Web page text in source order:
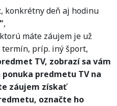
konkrétny deň aj hodinu
",
máte záujem je už
príp. iný šport,
TV, zobrazí sa vám
predmetu TV na
záujem získať
označte ho